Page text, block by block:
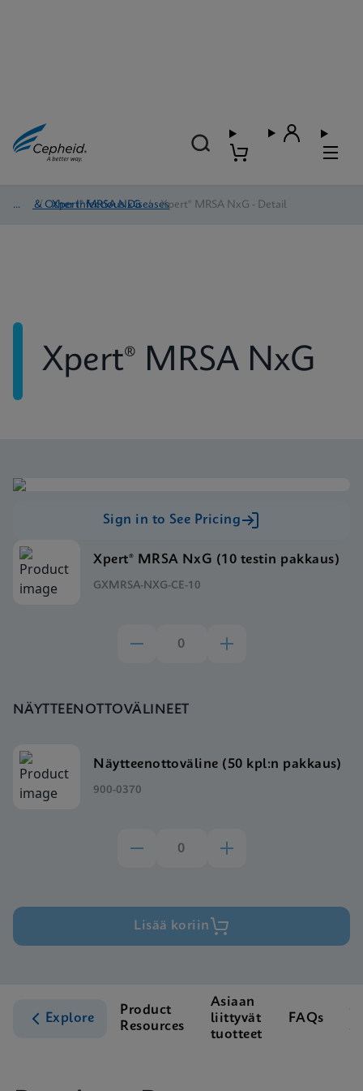
HAI & Other Infectious Diseases
/ Xpert® MRSA NxG / Xpert® MRSA NxG - Detail
Xpert® MRSA NxG
Sign in to See Pricing
Xpert® MRSA NxG (10 testin pakkaus)
GXMRSA-NXG-CE-10
NÄYTTEENOTTOVÄLINEET
Näytteenottoväline (50 kpl:n pakkaus)
900-0370
Lisää koriin
Explore
Product
Resources
Asiaan
liittyvät
tuotteet
FAQs